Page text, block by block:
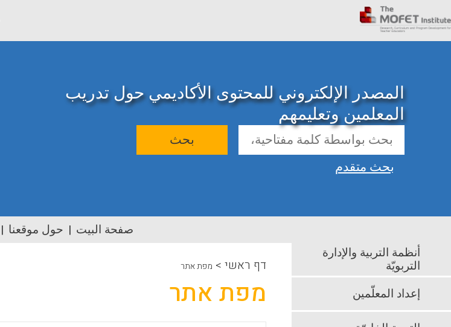
المصدر الإلكتروني للمحتوى الأكاديمي حول تدريب
المعلمين وتعليمهم
بحث
بحث متقدم
صفحة البيت حول موقعنا
דף ראשי > מפת אתר
מפת אתר
أنظمة التربية والإدارة
التربويّة
إعداد المعلّمين